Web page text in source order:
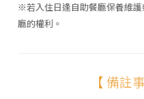
※若入住日逢自助餐廳保養維
廳的權利。
【 備註